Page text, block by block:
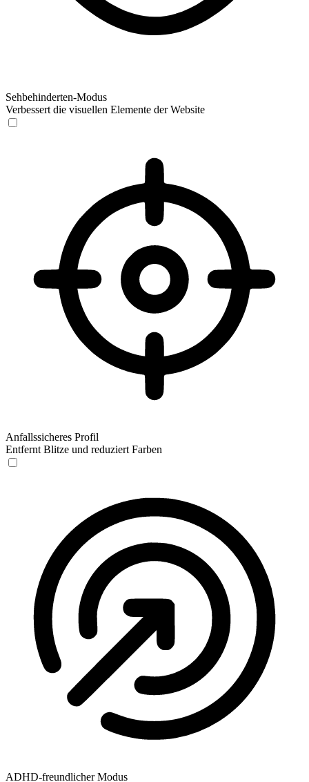
Sehbehinderten-Modus
Verbessert die visuellen Elemente der Website
Anfallssicheres Profil
Entfernt Blitze und reduziert Farben
ADHD-freundlicher Modus